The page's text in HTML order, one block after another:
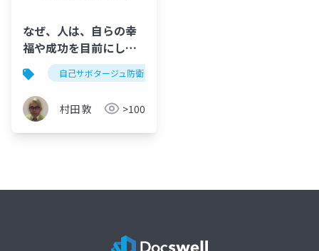
なぜ、人は、自らの幸
福や成功を目前にし
て、それを自ら破壊し
てしまうのか：哀しき
忠誠の解体と実存的自
律の回復
自己サボタージュ防衛
村田 敦 >100